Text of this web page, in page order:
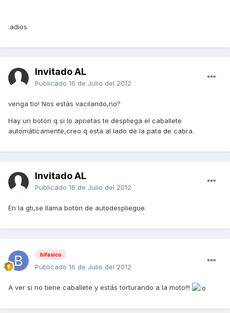
:adios
Invitado AL
Publicado 16 de Julio del 2012
venga tío! Nos estás vacilando,no?
Hay un botón q si lo aprietas te despliega el caballete
automáticamente,creo q esta al lado de la pata de cabra.
Invitado AL
Publicado 16 de Julio del 2012
En la gti,se llama botón de autodespliegue.
bifasico
Publicado 16 de Julio del 2012
A ver si no tiene caballete y estás torturando a la moto!!!